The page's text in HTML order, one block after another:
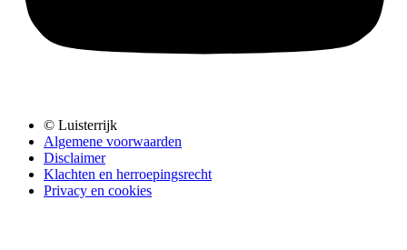
© Luisterrijk
Algemene voorwaarden
Disclaimer
Klachten en herroepingsrecht
Privacy en cookies